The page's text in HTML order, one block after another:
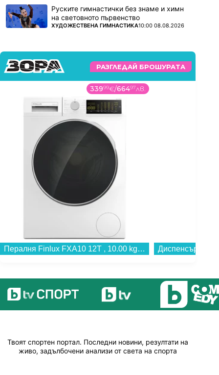
Руските гимнастички без знаме и химн
на световното първенство
ПОВЕЧЕ ОТ
ХУДОЖЕСТВЕНА ГИМНАСТИКА10:00 08.08.2026
РАЗГЛЕДАЙ БРОШУРАТА
33999€/66497лв.
Пералня Finlux FXA10 12T , 10.00 kg, 1200 об./мин., A , Бял...
Твоят спортен портал. Последни новини, резултати на
живо, задълбочени анализи от света на спорта